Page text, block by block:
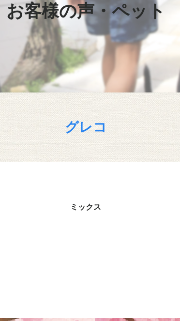
お客様の声・ペット
グレコ
ミックス